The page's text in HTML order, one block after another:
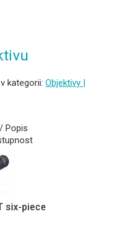
kategorii: Objektivy |
Popis
six-piece